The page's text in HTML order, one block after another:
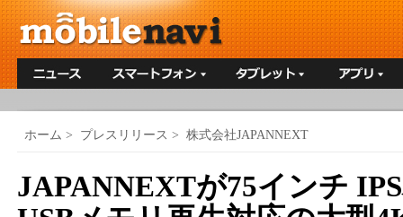
ホーム > プレスリリース > 株式会社JAPANNEXT
JAPANNEXTが75インチ